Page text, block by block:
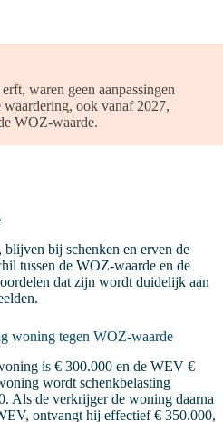
waren geen aanpassingen
waardering, ook vanaf 2027,
WOZ-waarde.
bij schenken en erven de
tussen de WOZ-waarde en de
dat zijn wordt duidelijk aan
woning tegen WOZ-waarde
is € 300.000 en de WEV €
wordt schenkbelasting
Als de verkrijger de woning daarna
ontvangt hij effectief € 350.000,